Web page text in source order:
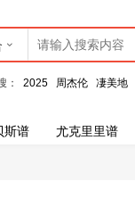
： 2025 周杰伦 凄美地
斯谱 尤克里里谱